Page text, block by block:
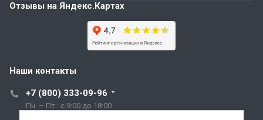
Отзывы на Яндекс.Картах
Наши контакты
+7 (800) 333-09-96
Пн. – Пт.: с 9:00 до 18:00